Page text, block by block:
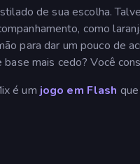
de sua escolha.
como
para dar um pouco de
mais cedo? Você
é um jogo em Flash